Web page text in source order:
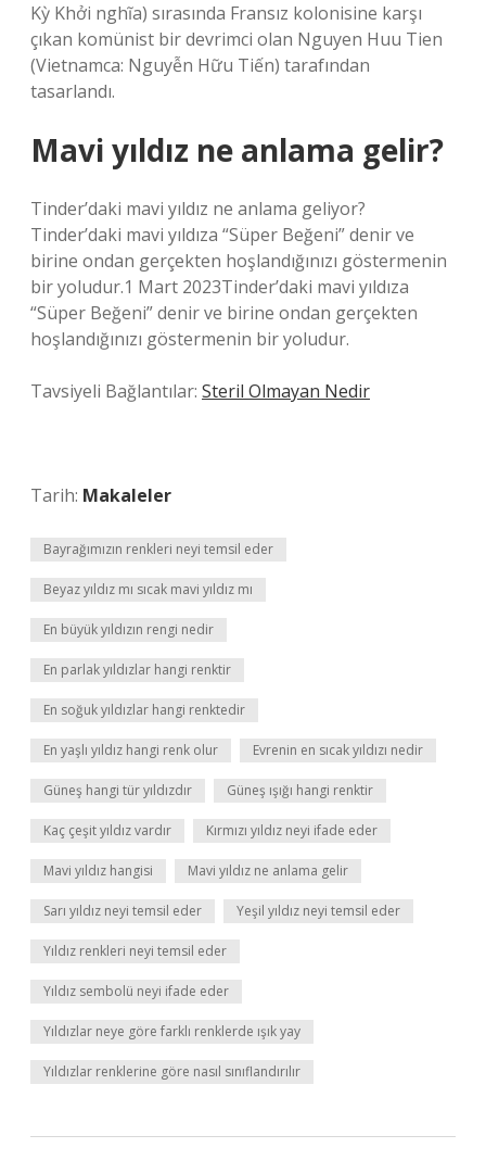
Kỳ Khởi nghĩa) sırasında Fransız kolonisine karşı
çıkan komünist bir devrimci olan Nguyen Huu Tien
(Vietnamca: Nguyễn Hữu Tiến) tarafından
tasarlandı.
Mavi yıldız ne anlama gelir?
Tinder’daki mavi yıldız ne anlama geliyor?
Tinder’daki mavi yıldıza “Süper Beğeni” denir ve
birine ondan gerçekten hoşlandığınızı göstermenin
bir yoludur.1 Mart 2023Tinder’daki mavi yıldıza
“Süper Beğeni” denir ve birine ondan gerçekten
hoşlandığınızı göstermenin bir yoludur.
Tavsiyeli Bağlantılar: Steril Olmayan Nedir
Tarih: Makaleler
Bayrağımızın renkleri neyi temsil eder
Beyaz yıldız mı sıcak mavi yıldız mı
En büyük yıldızın rengi nedir
En parlak yıldızlar hangi renktir
En soğuk yıldızlar hangi renktedir
En yaşlı yıldız hangi renk olur Evrenin en sıcak yıldızı nedir
Güneş hangi tür yıldızdır Güneş ışığı hangi renktir
Kaç çeşit yıldız vardır Kırmızı yıldız neyi ifade eder
Mavi yıldız hangisi Mavi yıldız ne anlama gelir
Sarı yıldız neyi temsil eder Yeşil yıldız neyi temsil eder
Yıldız renkleri neyi temsil eder
Yıldız sembolü neyi ifade eder
Yıldızlar neye göre farklı renklerde ışık yay
Yıldızlar renklerine göre nasıl sınıflandırılır